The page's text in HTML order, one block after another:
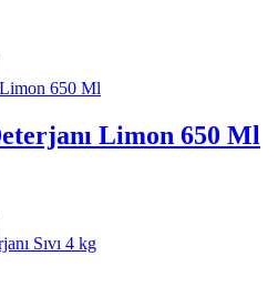
Limon 650 Ml